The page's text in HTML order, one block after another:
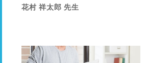
花村 祥太郎 先生